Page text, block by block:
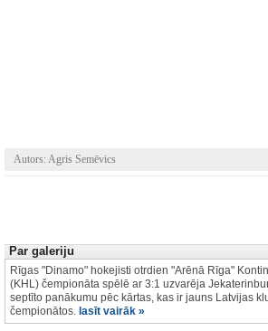
Autors: Agris Semēvics
Par galeriju
Rīgas "Dinamo" hokejisti otrdien "Arēnā Rīga"
(KHL) čempionāta spēlē ar 3:1 uzvarēja
septīto panākumu pēc kārtas, kas ir jauns Latvijas
čempionātos. lasīt vairāk »